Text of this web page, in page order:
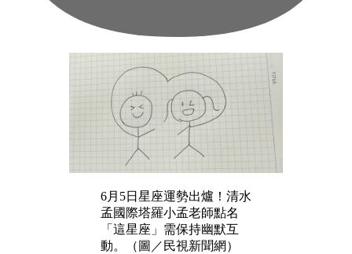
6月5日星座運勢出爐！清水
孟國際塔羅小孟老師點名
「這星座」需保持幽默互
動。（圖／民視新聞網）